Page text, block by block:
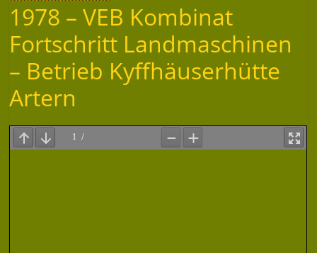
1978 – VEB Kombinat
Fortschritt Landmaschinen
– Betrieb Kyffhäuserhütte
Artern